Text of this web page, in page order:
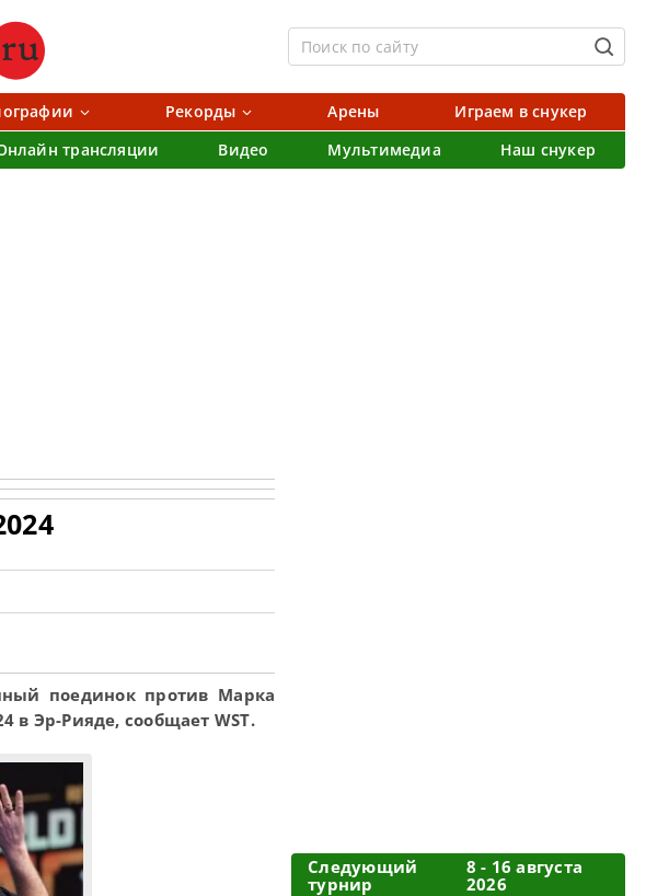
Рекорды Арены
Играем в снукер
трансляции Видео Мультимедиа Наш снукер
поединок против Марка
в Эр-Рияде, сообщает WST.
Следующий
турнир
8 - 16 августа
2026